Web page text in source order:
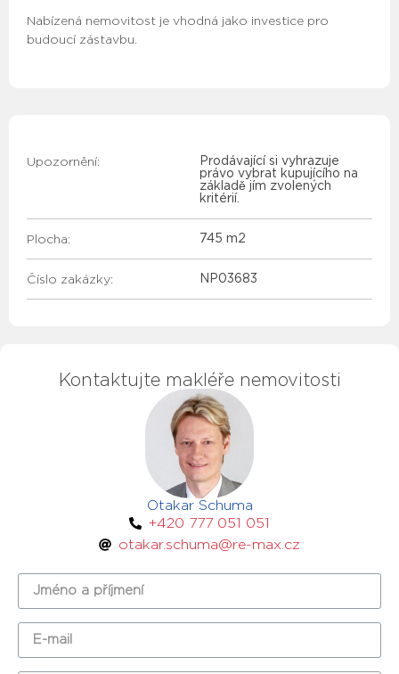
Nabízená nemovitost je vhodná jako investice pro
budoucí zástavbu.
Upozornění:
Prodávající si vyhrazuje
právo vybrat kupujícího na
základě jím zvolených
kritérií.
Plocha: 745 m2
Číslo zakázky: NP03683
Kontaktujte makléře nemovitosti
Otakar Schuma
+420 777 051 051
otakar.schuma@re-max.cz